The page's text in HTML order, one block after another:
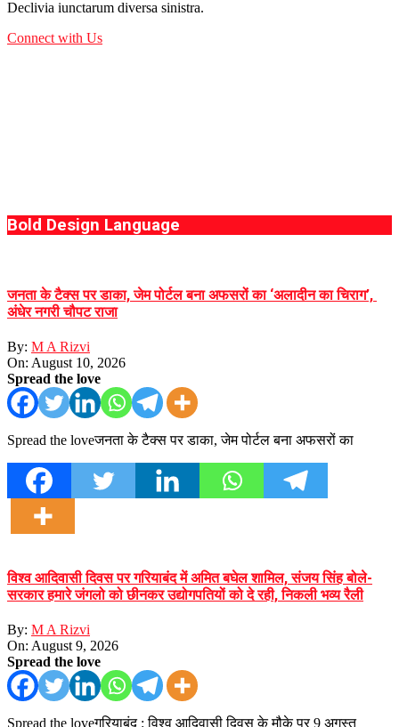
Declivia iunctarum diversa sinistra.
Connect with Us
Bold Design Language
जनता के टैक्स पर डाका, जेम पोर्टल बना अफसरों का ‘अलादीन का चिराग’, ​
अंधेर नगरी चौपट राजा
By: M A Rizvi
On: August 10, 2026
Spread the love
Spread the loveजनता के टैक्स पर डाका, जेम पोर्टल बना अफसरों का
विश्व आदिवासी दिवस पर गरियाबंद में अमित बघेल शामिल, संजय सिंह बोले-
सरकार हमारे जंगलो को छीनकर उद्योगपतियों को दे रही, निकली भव्य रैली
By: M A Rizvi
On: August 9, 2026
Spread the love
Spread the loveगरियाबंद : विश्व आदिवासी दिवस के मौके पर 9 अगस्त